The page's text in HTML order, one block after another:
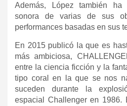
Además, López también ha
sonora de varias de sus
performances basadas en sus
En 2015 publicó la que es
más ambiciosa,
entre la ciencia ficción y la
tipo coral en la que se nos
suceden durante la
espacial Challenger en